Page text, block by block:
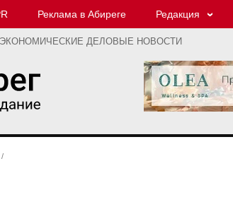
Реклама в Абиреге Редакция
ЭКОНОМИЧЕСКИЕ ДЕЛОВЫЕ НОВОСТИ
/